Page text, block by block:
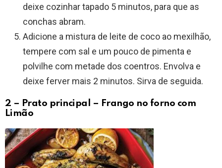
deixe cozinhar tapado 5 minutos, para que as
conchas abram.
Adicione a mistura de leite de coco ao mexilhão,
tempere com sal e um pouco de pimenta e
polvilhe com metade dos coentros. Envolva e
deixe ferver mais 2 minutos. Sirva de seguida.
2 – Prato principal – Frango no forno com
Limão